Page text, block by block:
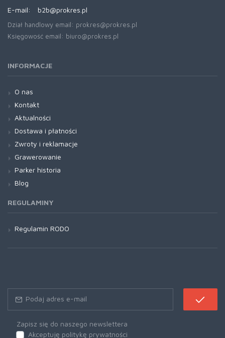
E-mail:
b2b@prokres.pl
Dział handlowy email: prokres@prokres.pl
Księgowość email: biuro@prokres.pl
INFORMACJE
O nas
Kontakt
Aktualności
Dostawa i płatności
Zwroty i reklamacje
Grawerowanie
Parker historia
Blog
REGULAMINY
Regulamin RODO
Zapisz się do naszego newslettera
Akceptuję politykę prywatności